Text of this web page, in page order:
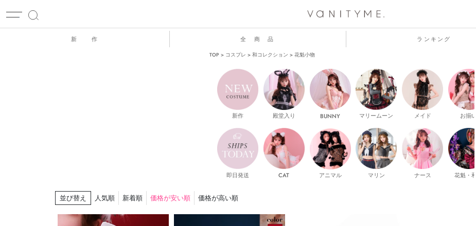
新 作 全 商 品 ランキング
TOP コスプレ 和コレクション 花魁小物
新作
即日発送
殿堂入り
CAT
BUNNY
アニマル
マリームーン
マリン
メイド
ナース
お揃い
花魁・和
並び替え 人気順 新着順 価格が安い順 価格が高い順